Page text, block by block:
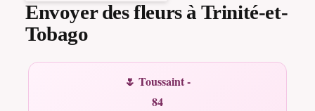
Envoyer des fleurs à Trinité-et-
Tobago
🌷 Toussaint -
84